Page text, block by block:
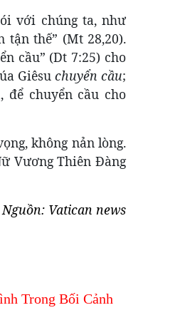
với chúng ta, như
thế” (Mt 28,20).
cầu” (Dt 7:25) cho
Giêsu chuyển cầu;
chuyển cầu cho
không nản lòng.
Vương Thiên Đàng
Nguồn: Vatican news
Trong Bối Cảnh